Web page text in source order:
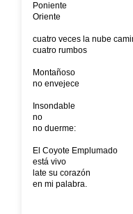
Poniente
Oriente
cuatro veces la nube
cuatro rumbos
Montañoso
no envejece
Insondable
no
no duerme:
El Coyote Emplumado
está vivo
late su corazón
en mi palabra.